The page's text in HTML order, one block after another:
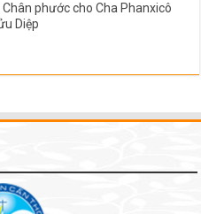
Chân phước cho Cha Phanxicô
Diệp